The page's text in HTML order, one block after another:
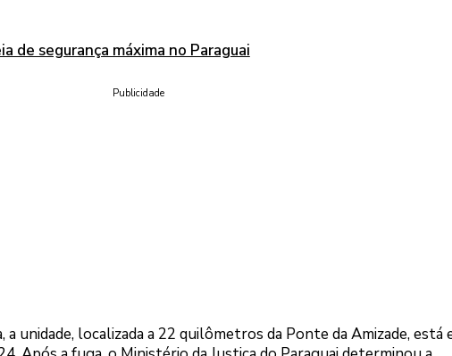
de segurança máxima no Paraguai
Publicidade
a unidade, localizada a 22 quilômetros da Ponte da Amizade, está